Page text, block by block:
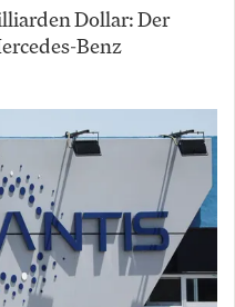
Dollar: Der
Benz